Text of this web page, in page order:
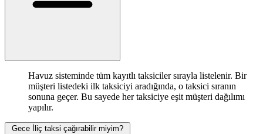
Havuz sisteminde tüm kayıtlı taksiciler sırayla listelenir. Bir
müşteri listedeki ilk taksiciyi aradığında, o taksici sıranın
sonuna geçer. Bu sayede her taksiciye eşit müşteri dağılımı
yapılır.
Gece İliç taksi çağırabilir miyim?